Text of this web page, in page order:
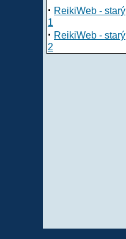
· ReikiWeb - starý
1
· ReikiWeb - starý
2